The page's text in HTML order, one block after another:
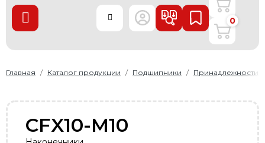
О нас
Доставка и оплата
+7 (831) 215-14-27
0
Главная Каталог продукции Подшипники Принадлежности
CFX10-M10